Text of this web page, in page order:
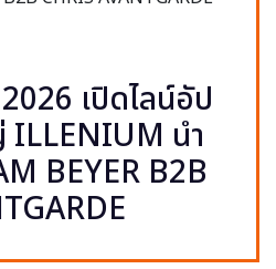
เปิดไลน์อัป
นำ
BEYER B2B